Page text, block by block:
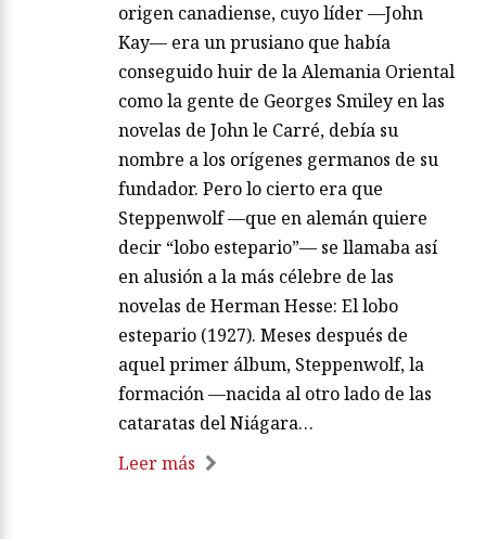
origen canadiense, cuyo líder —John
Kay— era un prusiano que había
conseguido huir de la Alemania Oriental
como la gente de Georges Smiley en las
novelas de John le Carré, debía su
nombre a los orígenes germanos de su
fundador. Pero lo cierto era que
Steppenwolf —que en alemán quiere
decir “lobo estepario”— se llamaba así
en alusión a la más célebre de las
novelas de Herman Hesse: El lobo
estepario (1927). Meses después de
aquel primer álbum, Steppenwolf, la
formación —nacida al otro lado de las
cataratas del Niágara…
Leer más